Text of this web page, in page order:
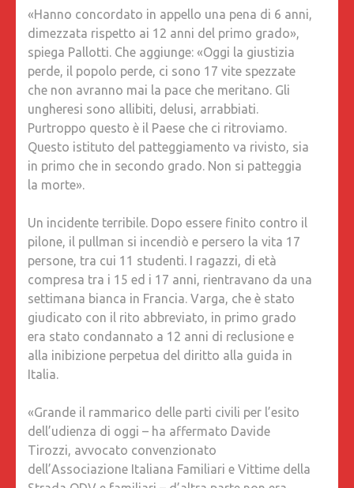
«Hanno concordato in appello una pena di 6 anni,
dimezzata rispetto ai 12 anni del primo grado»,
spiega Pallotti. Che aggiunge: «Oggi la giustizia
perde, il popolo perde, ci sono 17 vite spezzate
che non avranno mai la pace che meritano. Gli
ungheresi sono allibiti, delusi, arrabbiati.
Purtroppo questo è il Paese che ci ritroviamo.
Questo istituto del patteggiamento va rivisto, sia
in primo che in secondo grado. Non si patteggia
la morte».
Un incidente terribile. Dopo essere finito contro il
pilone, il pullman si incendiò e persero la vita 17
persone, tra cui 11 studenti. I ragazzi, di età
compresa tra i 15 ed i 17 anni, rientravano da una
settimana bianca in Francia. Varga, che è stato
giudicato con il rito abbreviato, in primo grado
era stato condannato a 12 anni di reclusione e
alla inibizione perpetua del diritto alla guida in
Italia.
«Grande il rammarico delle parti civili per l’esito
dell’udienza di oggi – ha affermato Davide
Tirozzi, avvocato convenzionato
dell’Associazione Italiana Familiari e Vittime della